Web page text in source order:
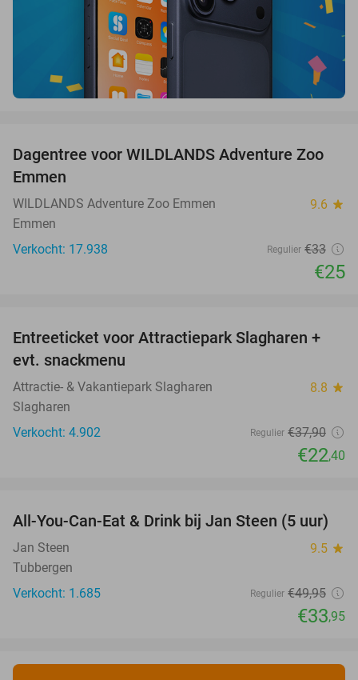
24%
Dagentree voor WILDLANDS Adventure Zoo
Emmen
WILDLANDS Adventure Zoo Emmen 9.6 star
Emmen
Verkocht: 17.938
Regulier €33
€25
41%
Entreeticket voor Attractiepark Slagharen +
evt. snackmenu
Attractie- & Vakantiepark Slagharen 8.8 star
Slagharen
Verkocht: 4.902
Regulier €37,90
€22,40
32%
All-You-Can-Eat & Drink bij Jan Steen (5 uur)
Jan Steen 9.5 star
Tubbergen
Verkocht: 1.685
Regulier €49,95
€33,95